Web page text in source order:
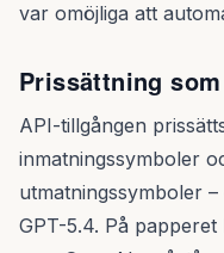
var omöjliga att
Prissättning
API-tillgången
inmatningssymboler
utmatningssymboler
GPT-5.4. På